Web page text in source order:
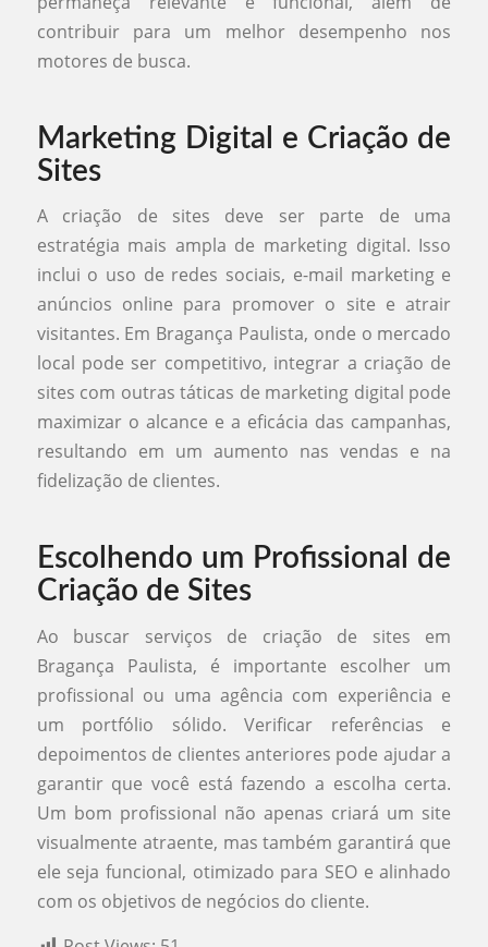
contribuir para um melhor desempenho nos
motores de busca.
Marketing Digital e Criação de
Sites
A criação de sites deve ser parte de uma
estratégia mais ampla de marketing digital. Isso
inclui o uso de redes sociais, e-mail marketing e
anúncios online para promover o site e atrair
visitantes. Em Bragança Paulista, onde o mercado
local pode ser competitivo, integrar a criação de
sites com outras táticas de marketing digital pode
maximizar o alcance e a eficácia das campanhas,
resultando em um aumento nas vendas e na
fidelização de clientes.
Escolhendo um Profissional de
Criação de Sites
Ao buscar serviços de criação de sites em
Bragança Paulista, é importante escolher um
profissional ou uma agência com experiência e
um portfólio sólido. Verificar referências e
depoimentos de clientes anteriores pode ajudar a
garantir que você está fazendo a escolha certa.
Um bom profissional não apenas criará um site
visualmente atraente, mas também garantirá que
ele seja funcional, otimizado para SEO e alinhado
com os objetivos de negócios do cliente.